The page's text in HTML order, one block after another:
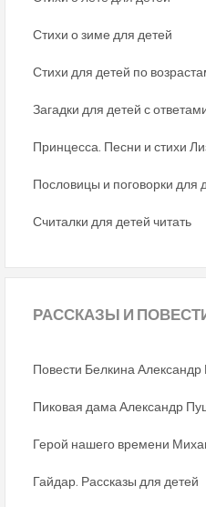
Стихи о зиме для детей
Стихи для детей по
Загадки для детей с
Принцесса. Песни и стихи
Пословицы и поговорки для
Считалки для детей читать
РАССКАЗЫ И
Повести Белкина
Пиковая дама Александр
Герой нашего времени
Гайдар. Рассказы для детей